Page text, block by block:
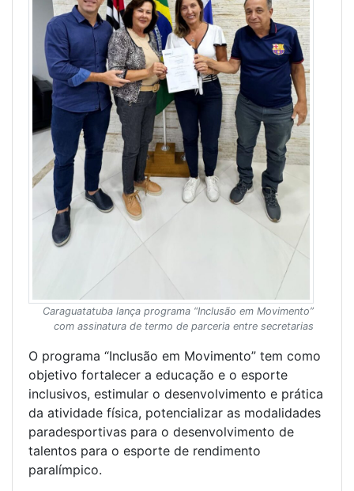
Caraguatatuba lança programa “Inclusão em Movimento”
com assinatura de termo de parceria entre secretarias
O programa “Inclusão em Movimento” tem como
objetivo fortalecer a educação e o esporte
inclusivos, estimular o desenvolvimento e prática
da atividade física, potencializar as modalidades
paradesportivas para o desenvolvimento de
talentos para o esporte de rendimento
paralímpico.